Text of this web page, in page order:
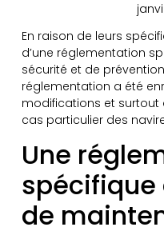
En raison de leurs
d’une réglementation
sécurité et de
réglementation a été
modifications et surtout
cas particulier des
Une
spécifique
de